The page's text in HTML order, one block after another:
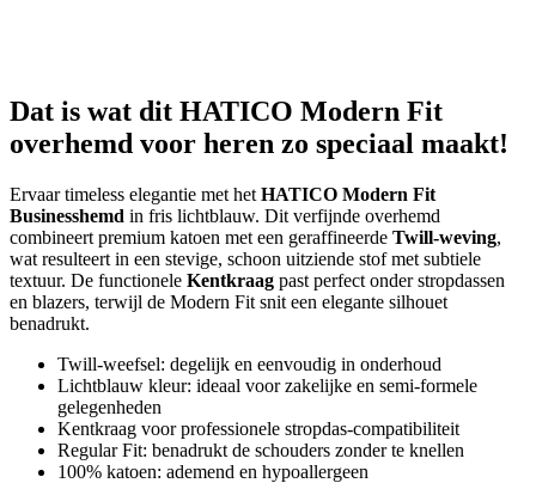
Dat is wat dit HATICO Modern Fit
overhemd voor heren zo speciaal maakt!
Ervaar timeless elegantie met het HATICO Modern Fit
Businesshemd in fris lichtblauw. Dit verfijnde overhemd
combineert premium katoen met een geraffineerde Twill-weving,
wat resulteert in een stevige, schoon uitziende stof met subtiele
textuur. De functionele Kentkraag past perfect onder stropdassen
en blazers, terwijl de Modern Fit snit een elegante silhouet
benadrukt.
Twill-weefsel: degelijk en eenvoudig in onderhoud
Lichtblauw kleur: ideaal voor zakelijke en semi-formele
gelegenheden
Kentkraag voor professionele stropdas-compatibiliteit
Regular Fit: benadrukt de schouders zonder te knellen
100% katoen: ademend en hypoallergeen